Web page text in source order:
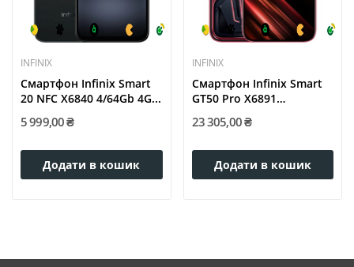
INFINIX
Смартфон Infinix Smart
20 NFC X6840 4/64Gb 4G...
5 999,00 ₴
Додати в кошик
INFINIX
Смартфон Infinix Smart
GT50 Pro X6891
23 305,00 ₴
Додати в кошик